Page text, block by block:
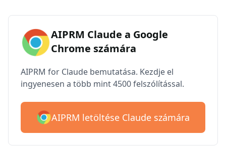
AIPRM Claude a Google
Chrome számára
AIPRM for Claude bemutatása. Kezdje el
ingyenesen a több mint 4500 felszólítással.
AIPRM letöltése Claude számára